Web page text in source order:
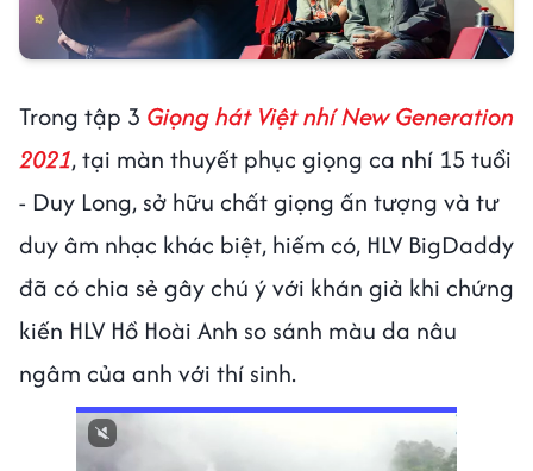
Trong tập 3 Giọng hát Việt nhí New Generation
2021, tại màn thuyết phục giọng ca nhí 15 tuổi
- Duy Long, sở hữu chất giọng ấn tượng và tư
duy âm nhạc khác biệt, hiếm có, HLV BigDaddy
đã có chia sẻ gây chú ý với khán giả khi chứng
kiến HLV Hồ Hoài Anh so sánh màu da nâu
ngâm của anh với thí sinh.